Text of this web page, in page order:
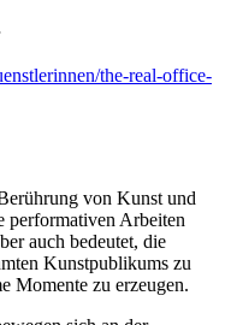
the-real-office-
von Kunst und
performativen Arbeiten
auch bedeutet, die
Kunstpublikums zu
Momente zu erzeugen.